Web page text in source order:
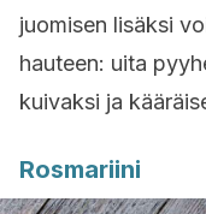
juomisen lisäksi
hauteen: uita
kuivaksi ja
Rosmariini